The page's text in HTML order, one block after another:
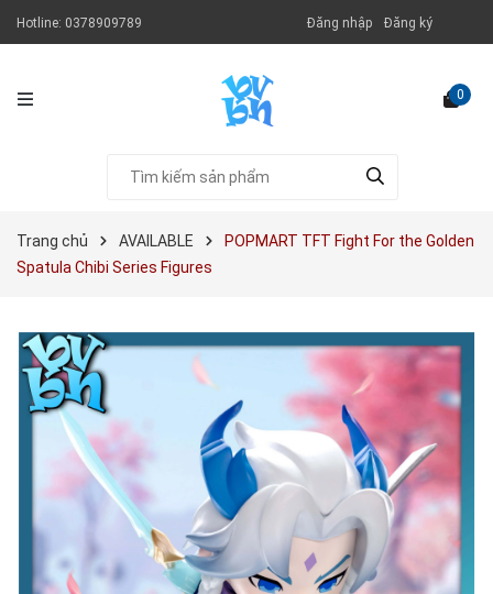
Hotline: 0378909789 Đăng nhập Đăng ký
0
Trang chủ AVAILABLE
POPMART TFT Fight For the Golden
Spatula Chibi Series Figures